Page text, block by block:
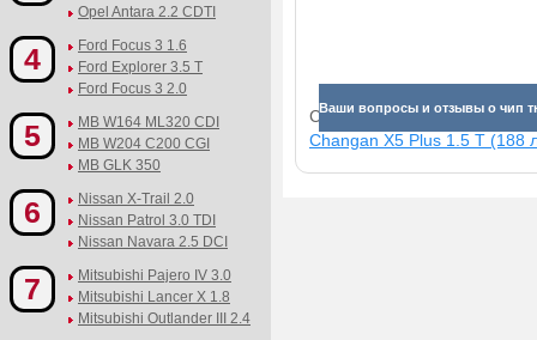
Ваши вопросы и отзывы о чип
Смотрите прибавки для
Changan X5 Plus 1.5 T (188
Opel Antara 2.2 CDTI
4
Ford Focus 3 1.6
Ford Explorer 3.5 T
Ford Focus 3 2.0
5
MB W164 ML320 CDI
MB W204 C200 CGI
MB GLK 350
6
Nissan X-Trail 2.0
Nissan Patrol 3.0 TDI
Nissan Navara 2.5 DCI
7
Mitsubishi Pajero IV 3.0
Mitsubishi Lancer X 1.8
Mitsubishi Outlander III 2.4